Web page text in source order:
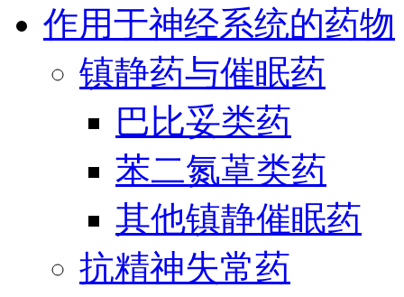
作用于神经系统的药物
镇静药与催眠药
巴比妥类药
苯二氮䓬类药
其他镇静催眠药
抗精神失常药